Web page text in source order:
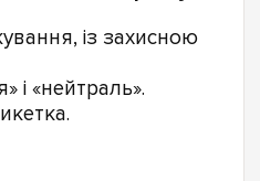
із захисною
і «нейтраль».